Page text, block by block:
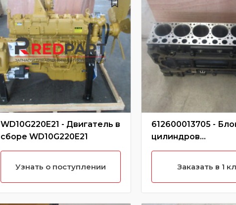
WD10G220E21 - Двигатель в
сборе WD10G220E21
Узнать о поступлении
612600013705 -
цилиндров
WD10/
Заказать в 1